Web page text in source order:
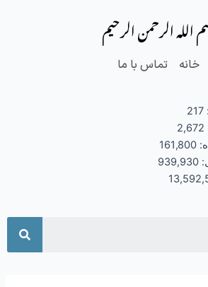
الله الرحمن الرحیم
خانه تماس با ما
217
2,672
161,800
939,930